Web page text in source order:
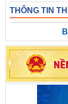
THÔNG TIN